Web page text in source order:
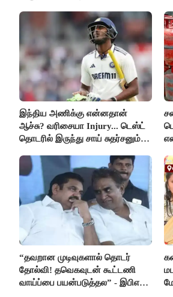
இந்திய அணிக்கு என்னதான்
ஆச்சு? வரிசையா Injury... டெஸ்ட்
தொடரில் இருந்து சாய் சுதர்சனும்
“தவறான முடிவுகளால் தொடர்
தோல்வி! தவெகவுடன் கூட்டணி
வாய்ப்பை பயன்படுத்தல” - இபிஎஸ்